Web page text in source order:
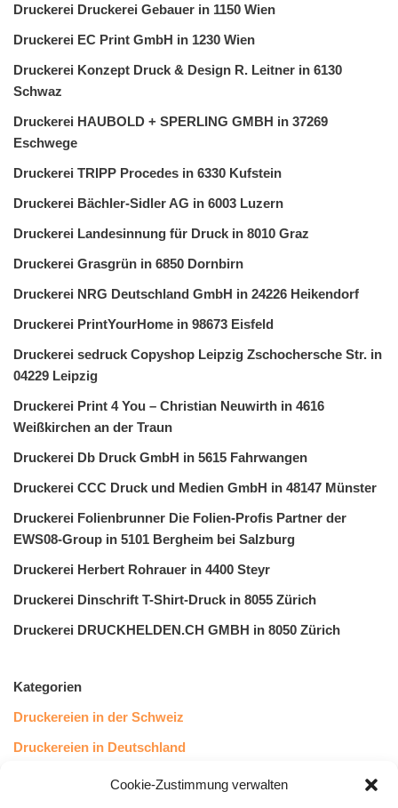
Cookie-Zustimmung verwalten
Druckerei Druckerei Gebauer in 1150 Wien
Druckerei EC Print GmbH in 1230 Wien
Druckerei Konzept Druck & Design R. Leitner in 6130
Schwaz
Druckerei HAUBOLD + SPERLING GMBH in 37269
Eschwege
Druckerei TRIPP Procedes in 6330 Kufstein
Druckerei Bächler-Sidler AG in 6003 Luzern
Druckerei Landesinnung für Druck in 8010 Graz
Druckerei Grasgrün in 6850 Dornbirn
Druckerei NRG Deutschland GmbH in 24226 Heikendorf
Druckerei PrintYourHome in 98673 Eisfeld
Druckerei sedruck Copyshop Leipzig Zschochersche Str. in
04229 Leipzig
Druckerei Print 4 You – Christian Neuwirth in 4616
Weißkirchen an der Traun
Druckerei Db Druck GmbH in 5615 Fahrwangen
Druckerei CCC Druck und Medien GmbH in 48147 Münster
Druckerei Folienbrunner Die Folien-Profis Partner der
EWS08-Group in 5101 Bergheim bei Salzburg
Druckerei Herbert Rohrauer in 4400 Steyr
Druckerei Dinschrift T-Shirt-Druck in 8055 Zürich
Druckerei DRUCKHELDEN.CH GMBH in 8050 Zürich
Kategorien
Druckereien in der Schweiz
Druckereien in Deutschland
Druckereien in Österreich